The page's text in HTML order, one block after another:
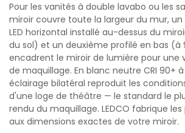
Pour les vanités à double lavabo ou les
miroir couvre toute la largeur du mur,
LED horizontal installé au-dessus du
du sol) et un deuxième profilé en bas (à
encadrent le miroir de lumière pour une
de maquillage. En blanc neutre CRI 90+
éclairage bilatéral reproduit les
d'une loge de théâtre — le standard le
rendu du maquillage. LEDCO fabrique
aux dimensions exactes de votre miroir.